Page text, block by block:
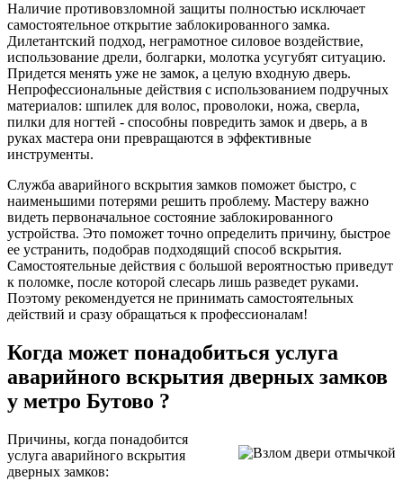
Наличие противовзломной защиты полностью исключает
самостоятельное открытие заблокированного замка.
Дилетантский подход, неграмотное силовое воздействие,
использование дрели, болгарки, молотка усугубят ситуацию.
Придется менять уже не замок, а целую входную дверь.
Непрофессиональные действия с использованием подручных
материалов: шпилек для волос, проволоки, ножа, сверла,
пилки для ногтей - способны повредить замок и дверь, а в
руках мастера они превращаются в эффективные
инструменты.
Служба аварийного вскрытия замков поможет быстро, с
наименьшими потерями решить проблему. Мастеру важно
видеть первоначальное состояние заблокированного
устройства. Это поможет точно определить причину, быстрое
ее устранить, подобрав подходящий способ вскрытия.
Самостоятельные действия с большой вероятностью приведут
к поломке, после которой слесарь лишь разведет руками.
Поэтому рекомендуется не принимать самостоятельных
действий и сразу обращаться к профессионалам!
Когда может понадобиться услуга
аварийного вскрытия дверных замков
у метро Бутово ?
Причины, когда понадобится
услуга аварийного вскрытия
дверных замков: